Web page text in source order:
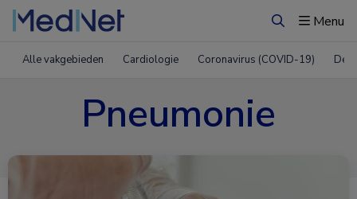
ZoekenMenu
Alle vakgebieden Cardiologie Coronavirus (COVID-19)
Pneumonie